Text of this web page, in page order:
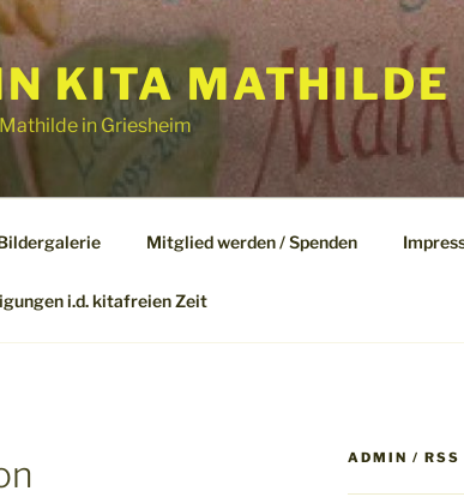
KITA MATHILDE
in Griesheim
Mitglied werden / Spenden
i.d. kitafreien Zeit
ADMIN / RSS